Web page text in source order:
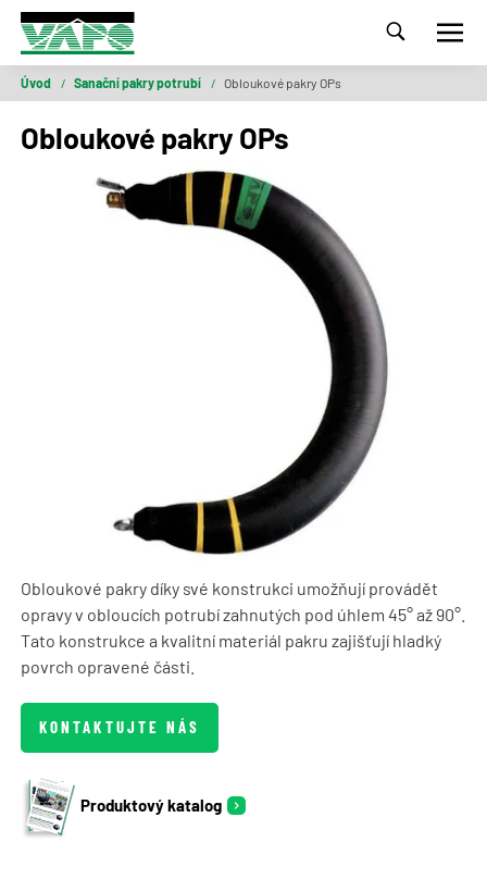
Úvod / Sanační pakry potrubí / Obloukové pakry OPs
Obloukové pakry OPs
Obloukové pakry díky své konstrukci umožňují provádět
opravy v obloucích potrubí zahnutých pod úhlem 45° až 90°.
Tato konstrukce a kvalitní materiál pakru zajišťují hladký
povrch opravené části.
KONTAKTUJTE NÁS
Produktový katalog